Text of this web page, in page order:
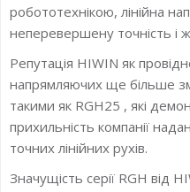
робототехнікою, лінійна
неперевершену точність і
Репутація HIWIN як
напрямляючих ще більше
такими як RGH25 , які
прихильність компанії
точних лінійних рухів.
Значущість серії RGH від